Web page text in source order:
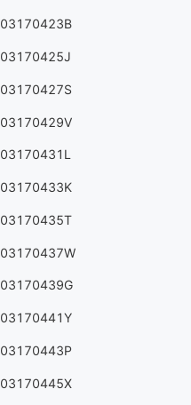
03170423B
03170425J
03170427S
03170429V
03170431L
03170433K
03170435T
03170437W
03170439G
03170441Y
03170443P
03170445X